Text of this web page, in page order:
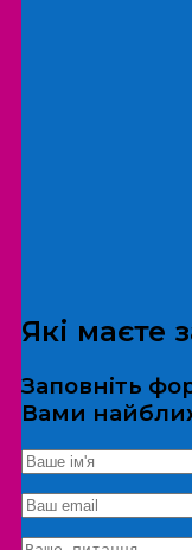
Екскурсія/
Які маєте
Заповніть
Вами